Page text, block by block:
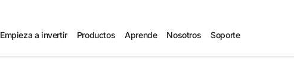
Empieza a invertir Productos Aprende Nosotros Soporte